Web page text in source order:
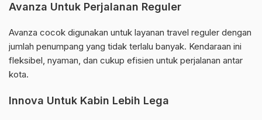
Avanza Untuk Perjalanan Reguler
Avanza cocok digunakan untuk layanan travel reguler dengan
jumlah penumpang yang tidak terlalu banyak. Kendaraan ini
fleksibel, nyaman, dan cukup efisien untuk perjalanan antar
kota.
Innova Untuk Kabin Lebih Lega